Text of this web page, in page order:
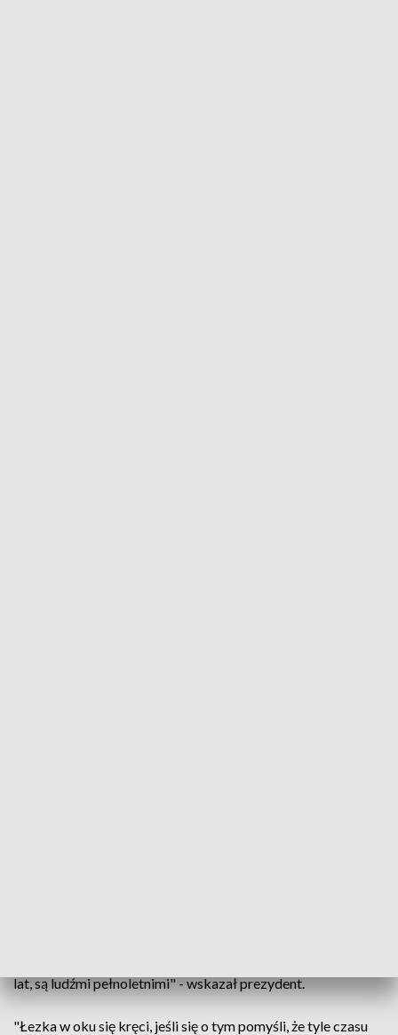
lat, są ludźmi pełnoletnimi" - wskazał prezydent.
"Łezka w oku się kręci, jeśli się o tym pomyśli, że tyle czasu